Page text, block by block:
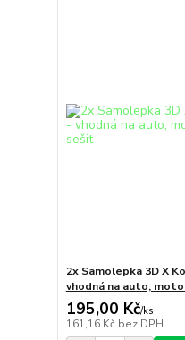
2x Samolepka 3D X
vhodná na auto,
195,00 Kč/ks
161,16 Kč bez DPH